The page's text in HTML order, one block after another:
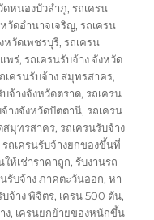
ดหนองบัวลำภู,รถเครน
วัดอำนาจเจริญ,รถเครน
หวัดเพชรบุรี,รถเครน
พร่,รถเครนรับจ้าง จังหวัด
เครนรับจ้าง สมุทรสาคร,
บจ้างจังหวัดตราด,รถเครน
างจังหวัดปัตตานี,รถเครน
สมุทรสาคร,รถเครนรับจ้าง
รถเครนรับจ้างยกของขึ้นที่
ให้เช่าราคาถูก,รับงานรถ
รับจ้าง ภาคตะวันออก,หา
จ้าง พิจิตร, เครน 500 ตัน,
ง, เครนยกย้ายของหนักขึ้น